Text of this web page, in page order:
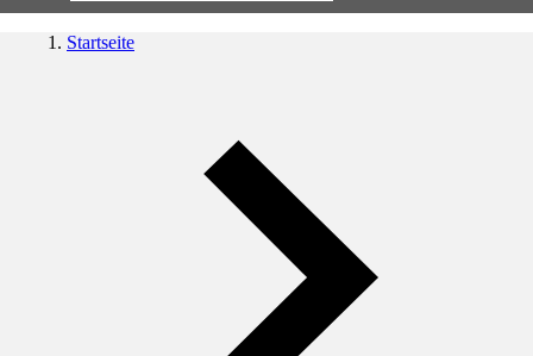
Startseite